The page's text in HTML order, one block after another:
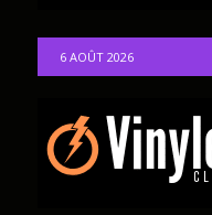
6 AOÛT 2026